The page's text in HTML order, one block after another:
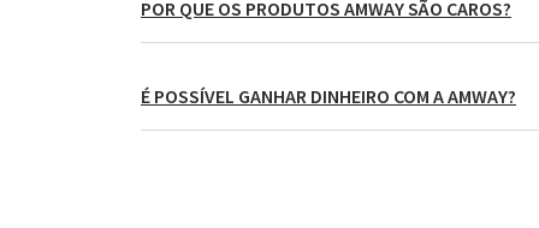
POR QUE OS PRODUTOS AMWAY SÃO CAROS?
É POSSÍVEL GANHAR DINHEIRO COM A AMWAY?